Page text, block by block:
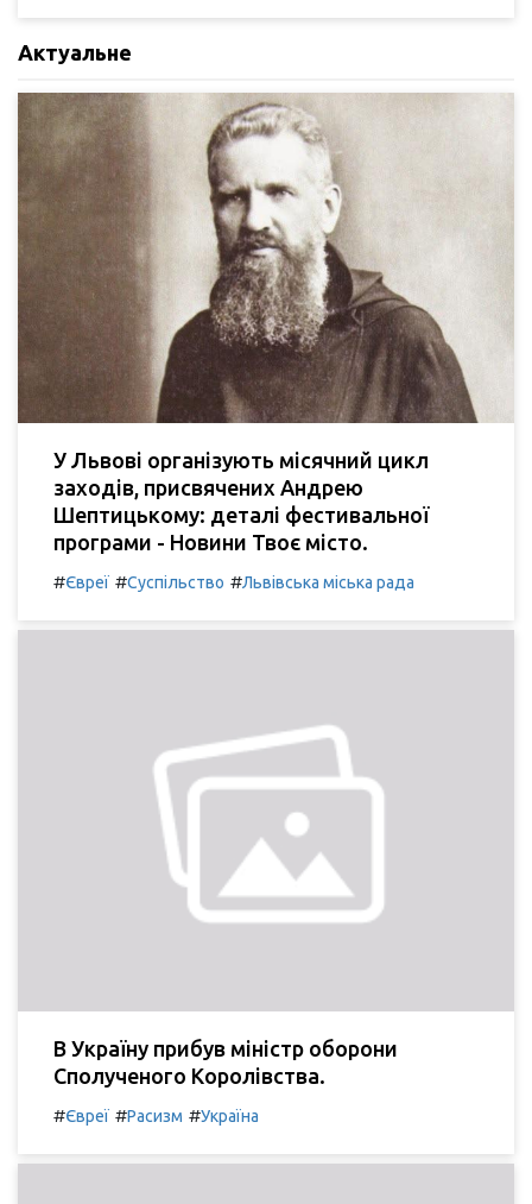
Актуальне
У Львові організують місячний цикл
заходів, присвячених Андрею
Шептицькому: деталі фестивальної
програми - Новини Твоє місто.
#Євреї #Суспільство #Львівська міська рада
В Україну прибув міністр оборони
Сполученого Королівства.
#Євреї #Расизм #Україна